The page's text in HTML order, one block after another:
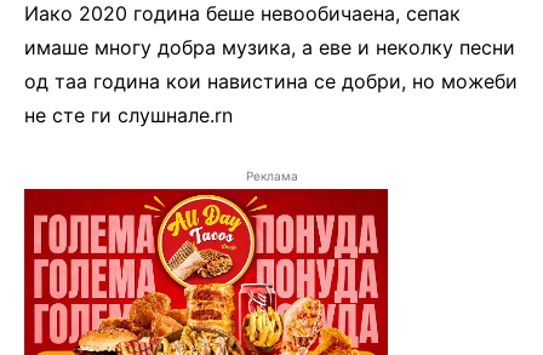
Иако 2020 година беше невообичаена, сепак
имаше многу добра музика, а еве и неколку песни
од таа година кои навистина се добри, но можеби
не сте ги слушнале.rn
Реклама